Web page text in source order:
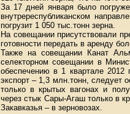
За 17 дней января было
внутререспубликанском
погрузит 1 050 тыс.тонн зерна.
На совещании присутствовали
готовности передать в аренду
Также на совещании Канат
селекторном совещании в
обеспечению в 1 квартале 2012
экспорт – 1,3 млн.тонн, следует
только в крытых вагонах и
через стык Сары-Агаш только в
Закавказья – в зерновозах.